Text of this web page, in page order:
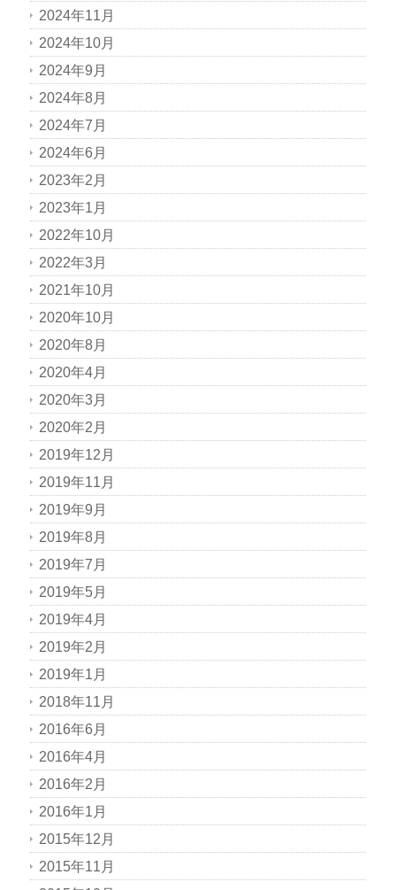
2024年11月
2024年10月
2024年9月
2024年8月
2024年7月
2024年6月
2023年2月
2023年1月
2022年10月
2022年3月
2021年10月
2020年10月
2020年8月
2020年4月
2020年3月
2020年2月
2019年12月
2019年11月
2019年9月
2019年8月
2019年7月
2019年5月
2019年4月
2019年2月
2019年1月
2018年11月
2016年6月
2016年4月
2016年2月
2016年1月
2015年12月
2015年11月